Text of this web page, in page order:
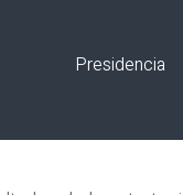
Presidencia